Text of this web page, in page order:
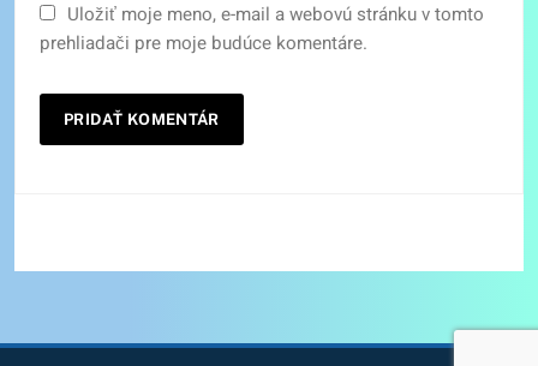
Uložiť moje meno, e-mail a webovú stránku v tomto
prehliadači pre moje budúce komentáre.